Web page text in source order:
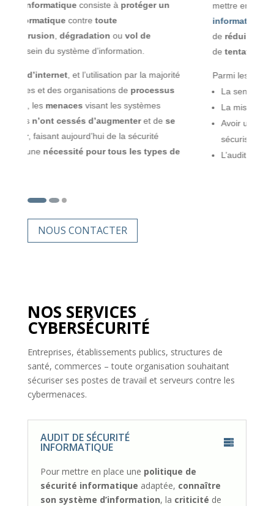
mettre en œuvre pourassurer la sécurité
informatiquede son entreprise
. Elles permettent
deréduire le nombre de failles
detentatives de piratageset de pertes de données.
Parmi lesactions préventives , on peut distinguer :
La sensibilisation des utilisateurs
La mise en place d’outils de protection
Avoir un système d’information performant, à jour et
sécurisé
L’audit de sécurité informatique
NOUS CONTACTER
NOS SERVICES
CYBERSÉCURITÉ
Entreprises, établissements publics, structures de
santé, commerces – toute organisation souhaitant
sécuriser ses postes de travail et serveurs contre les
cybermenaces.
AUDIT DE SÉCURITÉ
INFORMATIQUE
Pour mettre en place une politique de
sécurité informatique adaptée, connaître
son système d’information, la criticité de